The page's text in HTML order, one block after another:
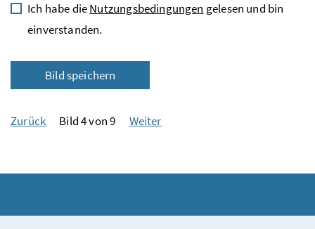
Ich habe dieNutzungsbedingungen gelesen und bin
einverstanden.
Bild speichern
Zurück Bild 4 von 9 Weiter